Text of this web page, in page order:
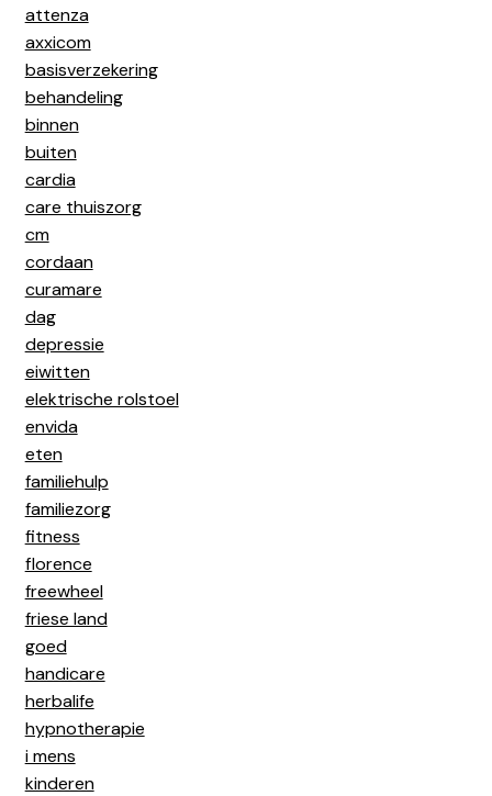
attenza
axxicom
basisverzekering
behandeling
binnen
buiten
cardia
care thuiszorg
cm
cordaan
curamare
dag
depressie
eiwitten
elektrische rolstoel
envida
eten
familiehulp
familiezorg
fitness
florence
freewheel
friese land
goed
handicare
herbalife
hypnotherapie
i mens
kinderen